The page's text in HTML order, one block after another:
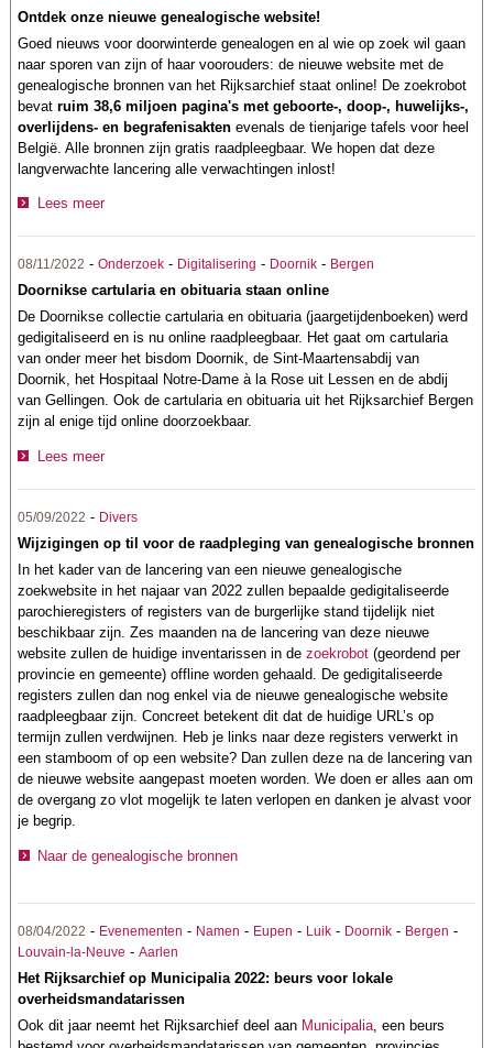
Ontdek onze nieuwe genealogische website!
Goed nieuws voor doorwinterde genealogen en al wie op zoek wil gaan
naar sporen van zijn of haar voorouders: de nieuwe website met de
genealogische bronnen van het Rijksarchief staat online! De zoekrobot
bevatruim 38,6 miljoen pagina's met geboorte-, doop-, huwelijks-,
overlijdens- en begrafenisaktenevenals de tienjarige tafels voor heel
België. Alle bronnen zijn gratis raadpleegbaar. We hopen dat deze
langverwachte lancering alle verwachtingen inlost!
Lees meer
08/11/2022 -Onderzoek - Digitalisering - Doornik - Bergen
Doornikse cartularia en obituaria staan online
De Doornikse collectie cartularia en obituaria (jaargetijdenboeken) werd
gedigitaliseerd en is nu online raadpleegbaar. Het gaat om cartularia
van onder meer het bisdom Doornik, de Sint-Maartensabdij van
Doornik, het Hospitaal Notre-Dame à la Rose uit Lessen en de abdij
van Gellingen. Ook de cartularia en obituaria uit het Rijksarchief Bergen
zijn al enige tijd online doorzoekbaar.
Lees meer
05/09/2022 - Divers
Wijzigingen op til voor de raadpleging van genealogische bronnen
In het kader van de lancering van een nieuwe genealogische
zoekwebsite in het najaar van 2022 zullen bepaalde gedigitaliseerde
parochieregisters of registers van de burgerlijke stand tijdelijk niet
beschikbaar zijn. Zes maanden na de lancering van deze nieuwe
website zullen de huidige inventarissen in dezoekrobot (geordend per
provincie en gemeente) offline worden gehaald. De gedigitaliseerde
registers zullen dan nog enkel via de nieuwe genealogische website
raadpleegbaar zijn. Concreet betekent dit dat de huidige URL’s op
termijn zullen verdwijnen. Heb je links naar deze registers verwerkt in
een stamboom of op een website? Dan zullen deze na de lancering van
de nieuwe website aangepast moeten worden. We doen er alles aan om
de overgang zo vlot mogelijk te laten verlopen en danken je alvast voor
je begrip.
Naar de genealogische bronnen
08/04/2022 - Evenementen - Namen - Eupen - Luik - Doornik - Bergen -
Louvain-la-Neuve -Aarlen
Het Rijksarchief op Municipalia 2022: beurs voor lokale
overheidsmandatarissen
Ook dit jaar neemt het Rijksarchief deel aan Municipalia , een beurs